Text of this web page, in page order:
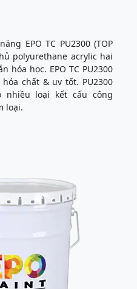
EPO TC PU2300 (TOP
polyurethane acrylic hai
hóa học. EPO TC PU2300
chất & uv tốt. PU2300
nhiều loại kết cấu công
loại.